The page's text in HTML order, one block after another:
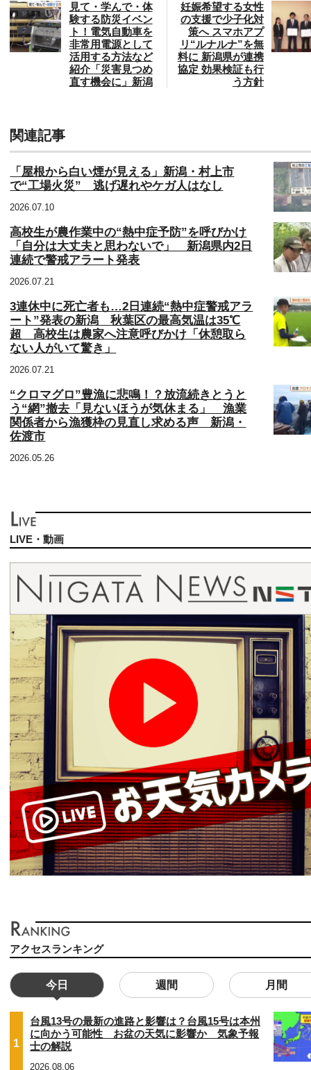
見て・学んで・体
験する防災イベン
ト！電気自動車を
非常用電源として
活用する方法など
紹介「災害見つめ
直す機会に」新潟
妊娠希望する女性
の支援で少子化対
策へ スマホアプ
リ“ルナルナ”を無
料に 新潟県が連携
協定 効果検証も行
う方針
関連記事
「屋根から白い煙が見える」新潟・村上市
で“工場火災” 逃げ遅れやケガ人はなし
2026.07.10
高校生が農作業中の“熱中症予防”を呼びかけ
「自分は大丈夫と思わないで」 新潟県内2日
連続で警戒アラート発表
2026.07.21
3連休中に死亡者も…2日連続“熱中症警戒アラ
ート”発表の新潟 秋葉区の最高気温は35℃
超 高校生は農家へ注意呼びかけ「休憩取ら
ない人がいて驚き」
2026.07.21
“クロマグロ”豊漁に悲鳴！？放流続きとうと
う“網”撤去「見ないほうが気休まる」 漁業
関係者から漁獲枠の見直し求める声 新潟・
佐渡市
2026.05.26
LIVE・動画
アクセスランキング
今日 週間 月間
1
台風13号の最新の進路と影響は？台風15号は本州
に向かう可能性 お盆の天気に影響か 気象予報
士の解説
2026.08.06